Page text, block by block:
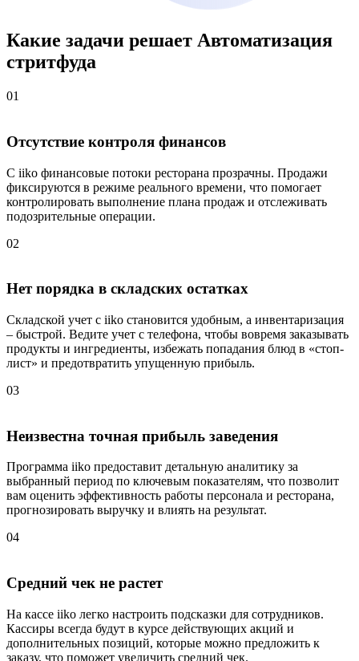
Какие задачи решает Автоматизация
стритфуда
01
Отсутствие контроля финансов
С iiko финансовые потоки ресторана прозрачны. Продажи
фиксируются в режиме реального времени, что помогает
контролировать выполнение плана продаж и отслеживать
подозрительные операции.
02
Нет порядка в складских остатках
Складской учет с iiko становится удобным, а инвентаризация
– быстрой. Ведите учет с телефона, чтобы вовремя заказывать
продукты и ингредиенты, избежать попадания блюд в «стоп-
лист» и предотвратить упущенную прибыль.
03
Неизвестна точная прибыль заведения
Программа iiko предоставит детальную аналитику за
выбранный период по ключевым показателям, что позволит
вам оценить эффективность работы персонала и ресторана,
прогнозировать выручку и влиять на результат.
04
Средний чек не растет
На кассе iiko легко настроить подсказки для сотрудников.
Кассиры всегда будут в курсе действующих акций и
дополнительных позиций, которые можно предложить к
заказу, что поможет увеличить средний чек.